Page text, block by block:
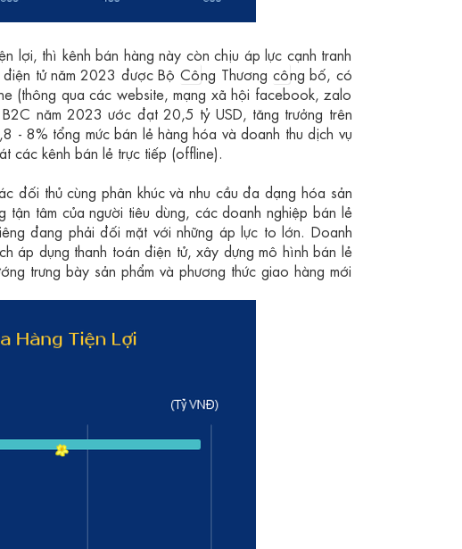
lợi, thì kênh bán hàng này còn chịu áp lực cạnh tranh
điện tử năm 2023 được Bộ Công Thương công bố, có
(thông qua các website, mạng xã hội facebook, zalo
năm 2023 ước đạt 20,5 tỷ USD, tăng trưởng trên
- 8% tổng mức bán lẻ hàng hóa và doanh thu dịch vụ
các kênh bán lẻ trực tiếp (offline).
đối thủ cùng phân khúc và nhu cầu đa dạng hóa sản
tận tâm của người tiêu dùng, các doanh nghiệp bán lẻ
đang phải đối mặt với những áp lực to lớn. Doanh
áp dụng thanh toán điện tử, xây dựng mô hình bán lẻ
trưng bày sản phẩm và phương thức giao hàng mới